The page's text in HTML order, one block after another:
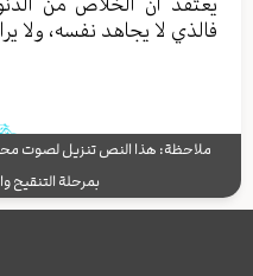
فالذي لا يجاهد نفسه، ولا
ملاحظة: هذا النص تنزيل لصوت
بمرحلة التنقيح